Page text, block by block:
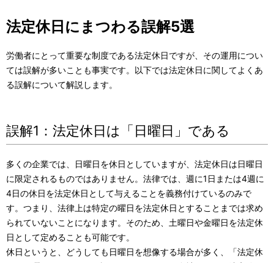
法定休日にまつわる誤解5選
労働者にとって重要な制度である法定休日ですが、その運用につい
ては誤解が多いことも事実です。以下では法定休日に関してよくあ
る誤解について解説します。
誤解1：法定休日は「日曜日」である
多くの企業では、日曜日を休日としていますが、法定休日は日曜日
に限定されるものではありません。法律では、週に1日または4週に
4日の休日を法定休日として与えることを義務付けているのみで
す。つまり、法律上は特定の曜日を法定休日とすることまでは求め
られていないことになります。そのため、土曜日や金曜日を法定休
日として定めることも可能です。
休日というと、どうしても日曜日を想像する場合が多く、「法定休